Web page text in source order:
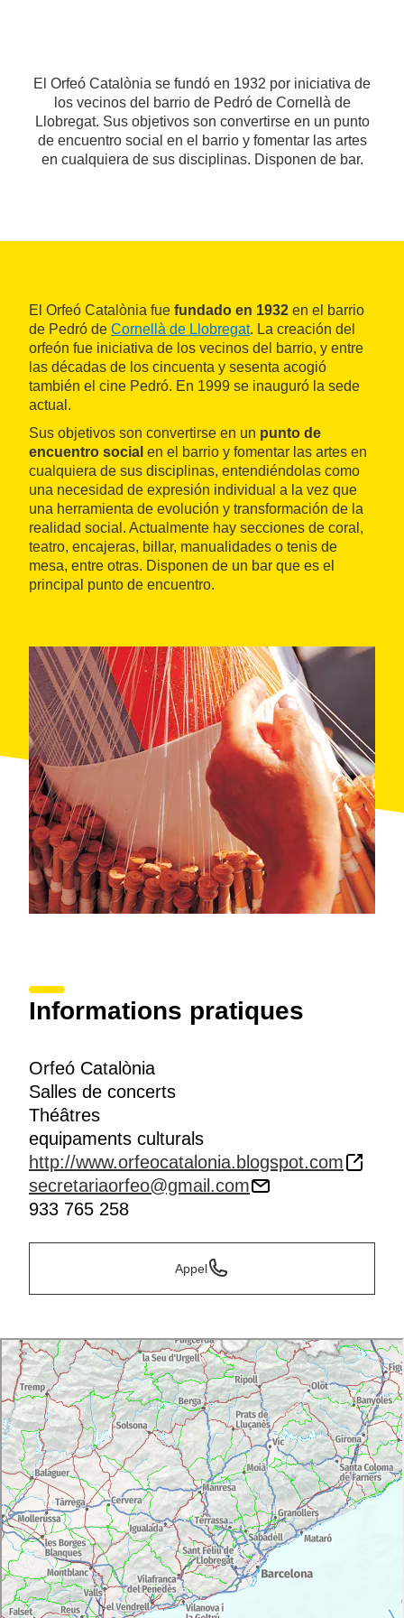
El Orfeó Catalònia se fundó en 1932 por iniciativa de
los vecinos del barrio de Pedró de Cornellà de
Llobregat. Sus objetivos son convertirse en un punto
de encuentro social en el barrio y fomentar las artes
en cualquiera de sus disciplinas. Disponen de bar.
El Orfeó Catalònia fue fundado en 1932 en el barrio
de Pedró de Cornellà de Llobregat. La creación del
orfeón fue iniciativa de los vecinos del barrio, y entre
las décadas de los cincuenta y sesenta acogió
también el cine Pedró. En 1999 se inauguró la sede
actual.
Sus objetivos son convertirse en un punto de
encuentro social en el barrio y fomentar las artes en
cualquiera de sus disciplinas, entendiéndolas como
una necesidad de expresión individual a la vez que
una herramienta de evolución y transformación de la
realidad social. Actualmente hay secciones de coral,
teatro, encajeras, billar, manualidades o tenis de
mesa, entre otras. Disponen de un bar que es el
principal punto de encuentro.
Informations pratiques
Orfeó Catalònia
Salles de concerts
Théâtres
equipaments culturals
http://www.orfeocatalonia.blogspot.com
secretariaorfeo@gmail.com
933 765 258
Appel